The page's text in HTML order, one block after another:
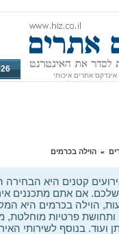
אתרים איכותי
» הוילה בכרמים
קטנים היא
שלכם. אם אתם מתכננים
הוילה בכרמים היא
ותחושת פרטיות מוחלטת,
ועוד. בנוסף לשירותי